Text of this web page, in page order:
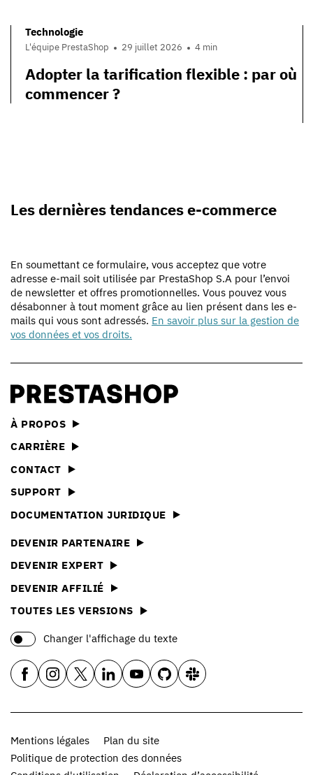
Technologie
L'équipe PrestaShop 29 juillet 2026 4 min
Adopter la tarification flexible : par où
commencer ?
Les dernières tendances e-commerce
En soumettant ce formulaire, vous acceptez que votre
adresse e-mail soit utilisée par PrestaShop S.A pour l’envoi
de newsletter et offres promotionnelles. Vous pouvez vous
désabonner à tout moment grâce au lien présent dans les e-
mails qui vous sont adressés. En savoir plus sur la gestion de
vos données et vos droits.
À PROPOS
CARRIÈRE
CONTACT
SUPPORT
DOCUMENTATION JURIDIQUE
DEVENIR PARTENAIRE
DEVENIR EXPERT
DEVENIR AFFILIÉ
TOUTES LES VERSIONS
Changer l'affichage du texte
Mentions légales
Plan du site
Politique de protection des données